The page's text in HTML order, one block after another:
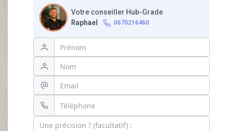
Votre conseiller Hub-Grade
Raphael
0670216460